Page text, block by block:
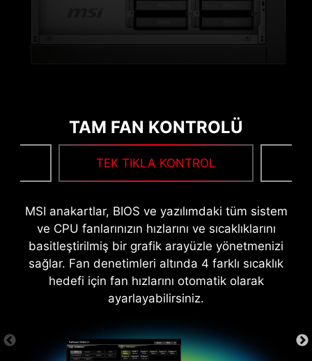
TAM FAN KONTROLÜ
TEK TIKLA KONTROL
MSI anakartlar, BIOS ve yazılımdaki tüm sistem
ve CPU fanlarınızın hızlarını ve sıcaklıklarını
basitleştirilmiş bir grafik arayüzle yönetmenizi
sağlar. Fan denetimleri altında 4 farklı sıcaklık
hedefi için fan hızlarını otomatik olarak
ayarlayabilirsiniz.
MSI Game Boost ile 1 saniyede hızaşırtma yapın,
daha fazla FPS için ihtiyacınız olan güç desteğini
MSI SÜRÜCÜ KURULUM ARACI
İnternete bağlandığınızda MSI Driver Utility
Installer yazılımı donanımınızı algılar ve en uygun
tıklamayla sürücüleri indirip kurabilirsiniz.
fazla bilgi